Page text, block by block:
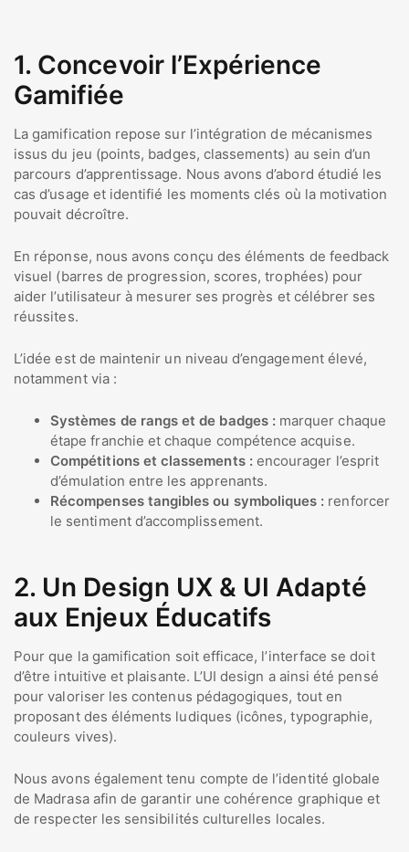
1. Concevoir l’Expérience
Gamifiée
La gamification repose sur l’intégration de mécanismes
issus du jeu (points, badges, classements) au sein d’un
parcours d’apprentissage. Nous avons d’abord étudié les
cas d’usage et identifié les moments clés où la motivation
pouvait décroître.
En réponse, nous avons conçu des éléments de feedback
visuel (barres de progression, scores, trophées) pour
aider l’utilisateur à mesurer ses progrès et célébrer ses
réussites.
L’idée est de maintenir un niveau d’engagement élevé,
notamment via :
Systèmes de rangs et de badges :marquer chaque
étape franchie et chaque compétence acquise.
Compétitions et classements : encourager l’esprit
d’émulation entre les apprenants.
Récompenses tangibles ou symboliques : renforcer
le sentiment d’accomplissement.
2. Un Design UX & UI Adapté
aux Enjeux Éducatifs
Pour que la gamification soit efficace, l’interface se doit
d’être intuitive et plaisante. L’UI design a ainsi été pensé
pour valoriser les contenus pédagogiques, tout en
proposant des éléments ludiques (icônes, typographie,
couleurs vives).
Nous avons également tenu compte de l’identité globale
de Madrasa afin de garantir une cohérence graphique et
de respecter les sensibilités culturelles locales.